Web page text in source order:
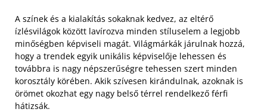
A színek és a kialakítás sokaknak kedvez, az eltérő
ízlésvilágok között lavírozva minden stíluselem a legjobb
minőségben képviseli magát. Világmárkák járulnak hozzá,
hogy a trendek egyik unikális képviselője lehessen és
továbbra is nagy népszerűségre tehessen szert minden
korosztály körében. Akik szívesen kirándulnak, azoknak is
örömet okozhat egy nagy belső térrel rendelkező férfi
hátizsák.